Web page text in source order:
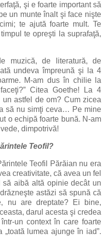
şi e foarte important să
un munte înalt şi face nişte
te ajută foarte mult. Te
te opreşti la suprafaţă,
muzică, de literatură, de
undeva împreună şi la 4
M-am dus în chilie la
Citea Goethe! La 4
astfel de om? Cum zicea
să nu simţi ceva… Pe mine
o echipă foarte bună. N-am
dimpotrivă!
Teofil?
Teofil Părăian nu era
creativitate, că avea un fel
aibă altă opinie decât un
astăzi să spună că
nu are dreptate? Ei bine,
darul acesta şi credea
un context în care foarte
lumea ajunge în iad”.